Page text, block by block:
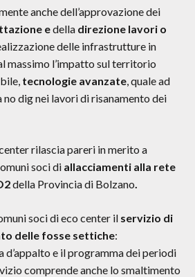
anche dell’approvazione dei
edella direzione lavori o
delle infrastrutture in
massimo l’impatto sul territorio
tecnologie avanzate, quale ad
dig nei lavori di risanamento dei
rilascia pareri in merito a
soci di allacciamenti alla rete
della Provincia di Bolzano.
soci di eco center il servizio di
delle fosse settiche:
d’appalto e il programma dei periodi
comprende anche lo smaltimento